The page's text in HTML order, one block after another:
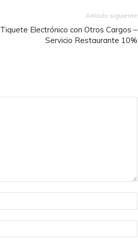
Artículo siguiente
Tiquete Electrónico con Otros Cargos –
Servicio Restaurante 10%